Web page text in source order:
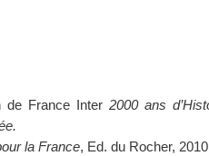
de France Inter 2000 ans
la France, Ed. du Rocher,